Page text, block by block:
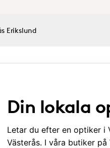
Erikslund
Din lokala
Letar du efter en optiker i
Västerås. I våra butiker